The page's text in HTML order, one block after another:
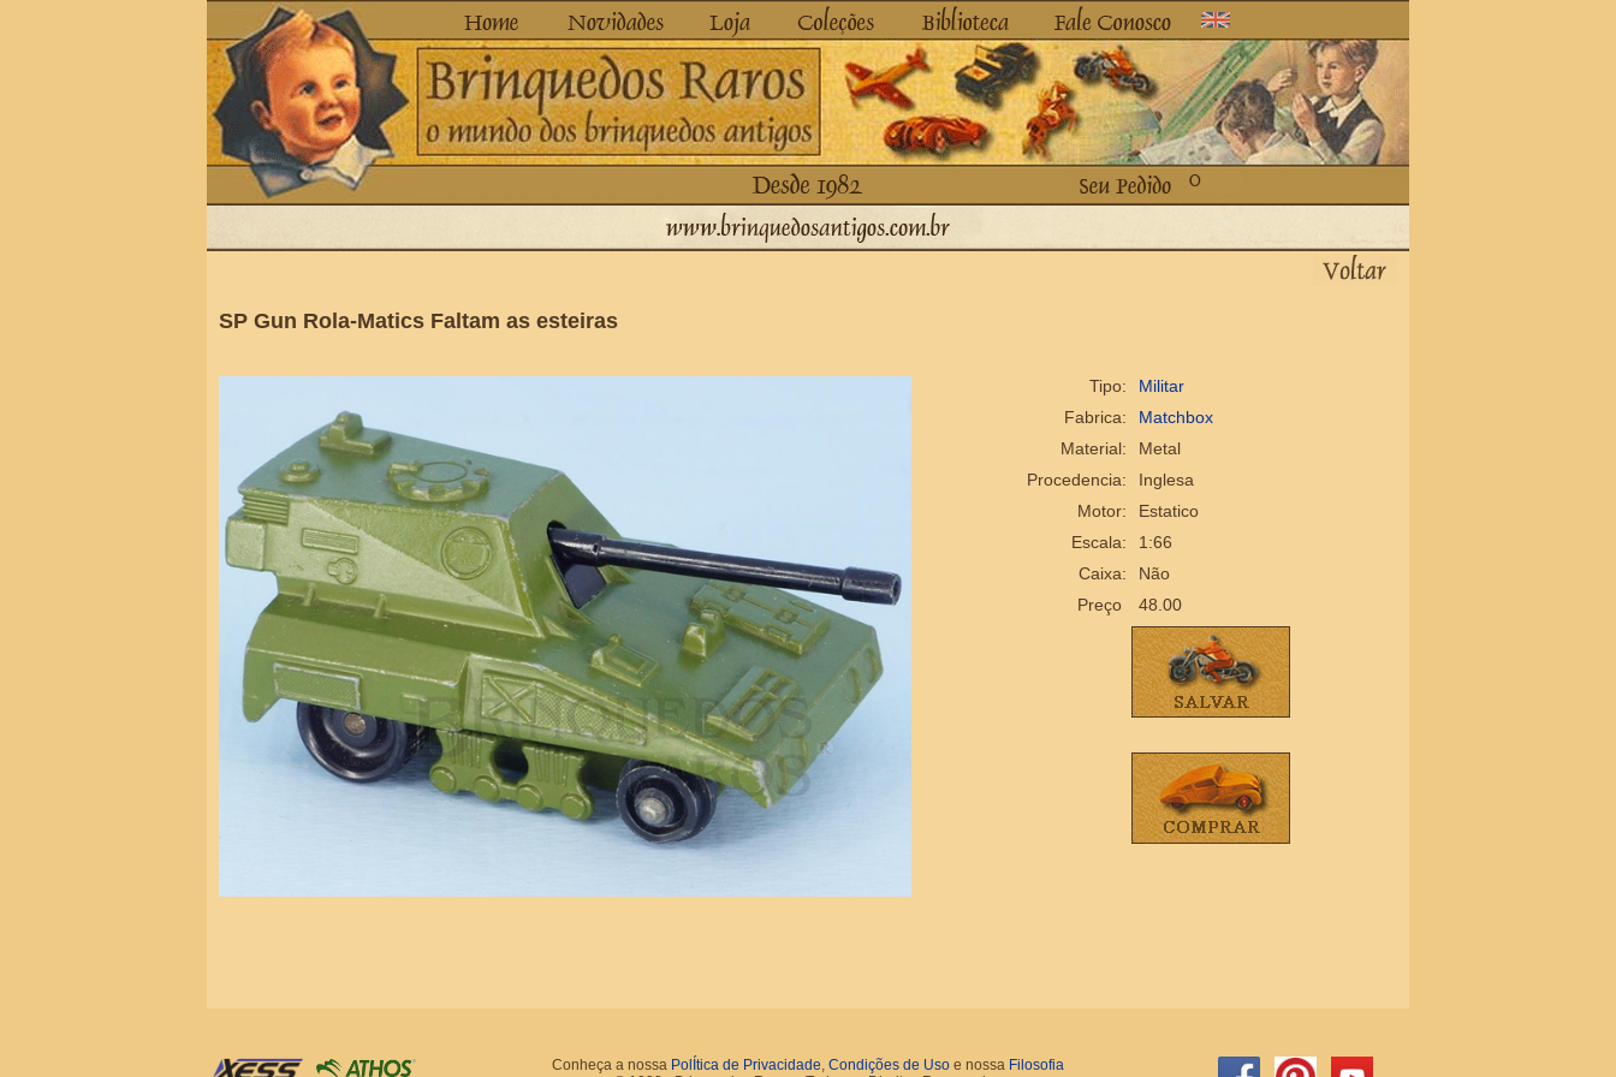
SP Gun Rola-Matics Faltam as esteiras
Tipo:
Militar
Fabrica:
Matchbox
Material:
Metal
Procedencia:
Inglesa
Motor:
Estatico
Escala:
1:66
Caixa:
Não
Preço
48.00
Conheça a nossa PolÍtica de Privacidade, Condições de Uso e nossa Filosofia